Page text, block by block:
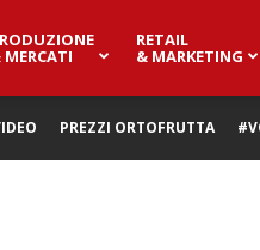
MERCATI
RETAIL
& MARKETING
PREZZI ORTOFRUTTA